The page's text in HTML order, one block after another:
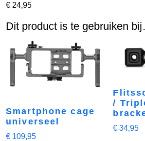
€ 24,95
Dit product is te gebruiken
Smartphone cage
universeel
€ 109,95
/
€ 34,95